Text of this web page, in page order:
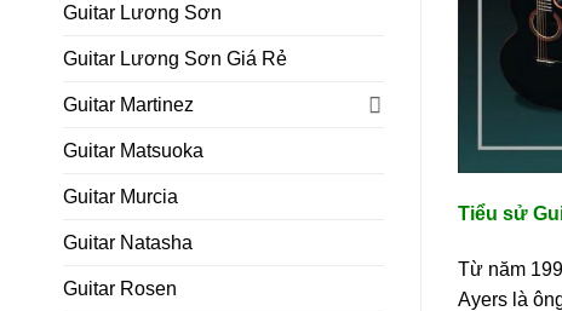
Guitar Lương Sơn
Guitar Lương Sơn Giá Rẻ
Guitar Martinez
Guitar Matsuoka
Guitar Murcia
Guitar Natasha
Guitar Rosen
Tiểu sử
Từ năm
Ayers là